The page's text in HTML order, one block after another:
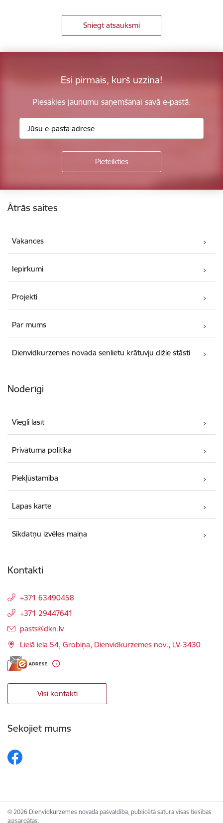
Sniegt atsauksmi
Esi pirmais, kurš uzzina!
Piesakies jaunumu saņemšanai savā e-pastā.
Ātrās saites
Vakances
Iepirkumi
Projekti
Par mums
Dienvidkurzemes novada senlietu krātuvju dižie stāsti
Noderīgi
Viegli lasīt
Privātuma politika
Piekļūstamība
Lapas karte
Sīkdatņu izvēles maiņa
Kontakti
+371 63490458
+371 29447641
E-pasts:
pasts@dkn.lv
Lielā iela 54, Grobiņa, Dienvidkurzemes nov., LV-3430
Visi kontakti
Sekojiet mums
© 2026 Dienvidkurzemes novada pašvaldība, publicētā satura visas tiesības
aizsargātas.